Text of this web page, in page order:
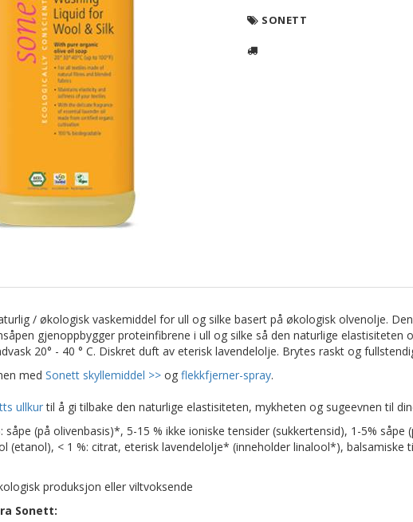
SONETT
/ økologisk vaskemiddel for ull og silke basert på økologisk olvenolje.
gjenoppbygger proteinfibrene i ull og silke så den naturlige elastisiteten
20° - 40 ° C. Diskret duft av eterisk lavendelolje. Brytes raskt og
med Sonett skyllemiddel >>og flekkfjerner-spray.
ullkurtil å gi tilbake den naturlige elastisiteten, mykheten og sugeevnen til
såpe (på olivenbasis)*, 5-15 % ikke ioniske tensider (sukkertensid), 1-5% såpe
(etanol), < 1 %: citrat, eterisk lavendelolje* (inneholder linalool*), balsamiske
produksjon eller viltvoksende
Sonett: